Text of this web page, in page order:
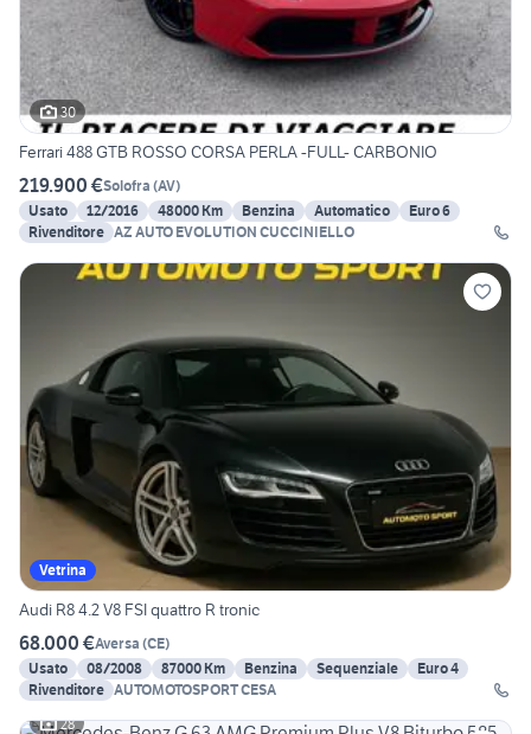
30
Ferrari 488 GTB ROSSO CORSA PERLA -FULL- CARBONIO
219.900 €Solofra (AV)
Usato
12/2016 48000 Km Benzina Automatico
Euro 6
Rivenditore AZ AUTO EVOLUTION CUCCINIELLO
Vetrina
Audi R8 4.2 V8 FSI quattro R tronic
68.000 €Aversa (CE)
Usato
08/2008 87000 Km Benzina Sequenziale
Euro 4
Rivenditore AUTOMOTOSPORT CESA
28